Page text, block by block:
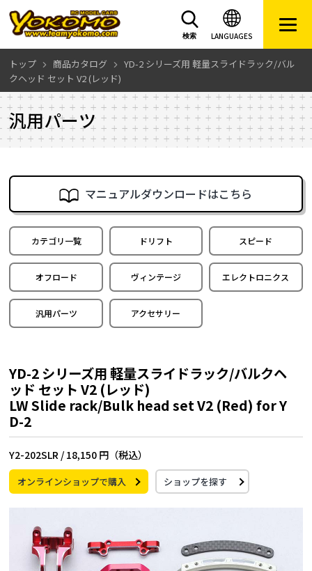
LANGUAGES
検索
トップ 商品カタログ
YD-2 シリーズ用 軽量スライドラック/バル
クヘッド セット V2 (レッド)
汎用パーツ
マニュアルダウンロードはこちら
カテゴリ一覧 ドリフト スピード
オフロード ヴィンテージ エレクトロニクス
汎用パーツ アクセサリー
YD-2 シリーズ用 軽量スライドラック/バルクヘ
ッド セット V2 (レッド)
LW Slide rack/Bulk head set V2 (Red) for Y
D-2
Y2-202SLR / 18,150 円（税込）
オンラインショップで購入 ショップを探す